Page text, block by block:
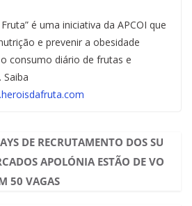
é uma iniciativa da APCOI que
e prevenir a obesidade
consumo diário de frutas e
Saiba
DE RECRUTAMENTO DOS SU
APOLÓNIA ESTÃO DE VO
50 VAGAS